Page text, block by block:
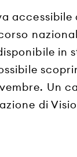
in
Un
di